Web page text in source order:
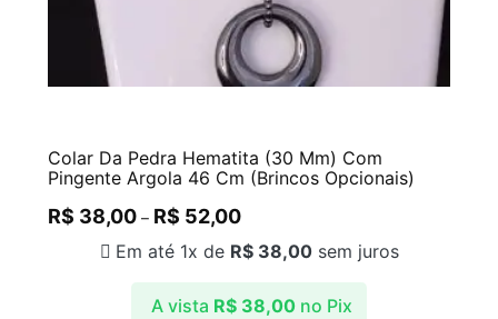
Colar Da Pedra Hematita (30 Mm) Com
Pingente Argola 46 Cm (Brincos Opcionais)
R$ 38,00 – R$ 52,00
A vista R$38,00 no Pix
Em até 1x de R$38,00sem juros